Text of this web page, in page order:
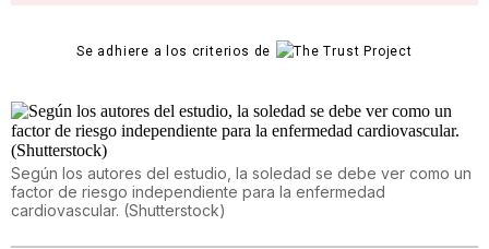
Se adhiere a los criterios de
Según los autores del estudio, la soledad se debe ver como un
factor de riesgo independiente para la enfermedad
cardiovascular. (Shutterstock)